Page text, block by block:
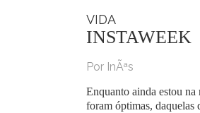
VIDA
INSTAWEEK
Por InÃªs
Enquanto ainda estou na
foram óptimas, daquelas